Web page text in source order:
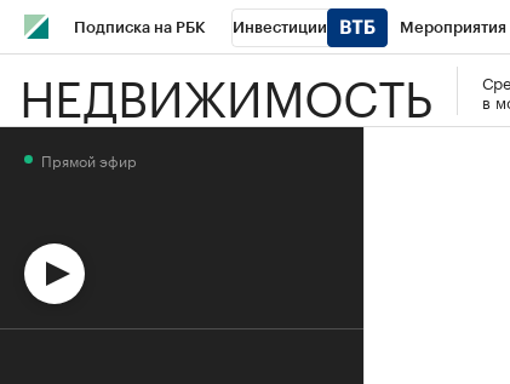
Подписка на РБК Инвестиции Мероприятия
Школа управления РБК РБК Образование РБК
НЕДВИЖИМОСТЬ
в
Прямой эфир